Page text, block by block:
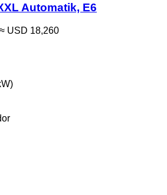
Automatik, E6
≈ USD 18,260